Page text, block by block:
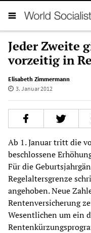
Jeder Zweite
vorzeitig in
Elisabeth Zimmermann
3. Januar 2012
Ab 1. Januar tritt die
beschlossene
Für die
Regelaltersgrenze
angehoben. Neue
Rentenversicherung
Wesentlichen um ein